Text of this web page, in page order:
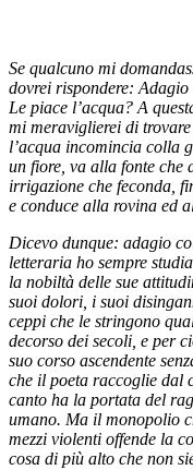
Se qualcuno mi
dovrei rispondere:
Le piace l’acqua? A
mi meraviglierei di
l’acqua incomincia colla
un fiore, va alla fonte che
irrigazione che feconda,
e conduce alla rovina ed
Dicevo dunque: adagio
letteraria ho sempre
la nobiltà delle sue
suoi dolori, i suoi
ceppi che le stringono
decorso dei secoli, e per
suo corso ascendente
che il poeta raccoglie dal
canto ha la portata del
umano. Ma il monopolio
mezzi violenti offende la
cosa di più alto che non